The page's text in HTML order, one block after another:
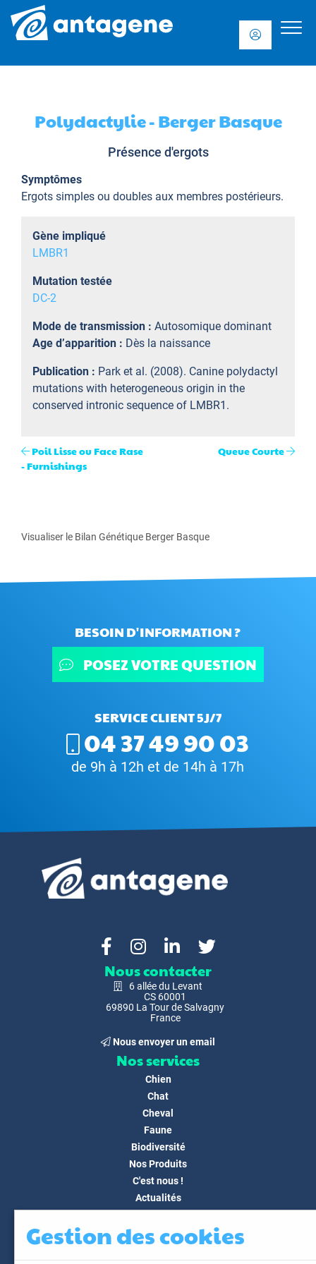
Polydactylie - Berger Basque
Présence d'ergots
Symptômes
Ergots simples ou doubles aux membres postérieurs.
Gène impliqué
LMBR1
Mutation testée
DC-2
Mode de transmission : Autosomique dominant
Age d’apparition : Dès la naissance
Publication : Park et al. (2008). Canine polydactyl
mutations with heterogeneous origin in the
conserved intronic sequence of LMBR1.
Poil Lisse ou Face Rase
- Furnishings
Queue Courte
Visualiser le Bilan Génétique Berger Basque
BESOIN D'INFORMATION ?
POSEZ VOTRE QUESTION
SERVICE CLIENT 5J/7
04 37 49 90 03
de 9h à 12h et de 14h à 17h
Nous contacter
6 allée du Levant
CS 60001
69890 La Tour de Salvagny
France
Nous envoyer un email
Nos services
Chien
Chat
Cheval
Faune
Biodiversité
Nos Produits
C'est nous !
Actualités
FAQ
Gestion des cookies